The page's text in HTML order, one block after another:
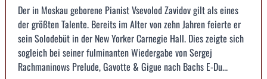
Der in Moskau geborene Pianist Vsevolod Zavidov gilt als eines
der größten Talente. Bereits im Alter von zehn Jahren feierte er
sein Solodebüt in der New Yorker Carnegie Hall. Dies zeigte sich
sogleich bei seiner fulminanten Wiedergabe von Sergej
Rachmaninows Prelude, Gavotte & Gigue nach Bachs E-Du...